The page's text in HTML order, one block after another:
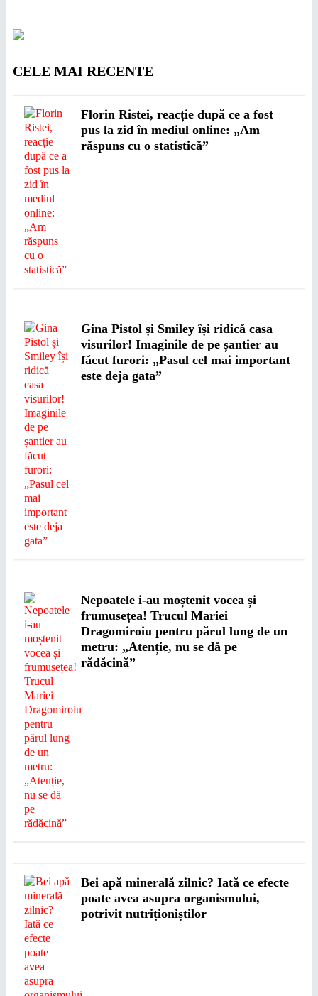
CELE MAI RECENTE
Florin Ristei, reacție după ce a fost
pus la zid în mediul online: „Am
răspuns cu o statistică”
Gina Pistol și Smiley își ridică casa
visurilor! Imaginile de pe șantier au
făcut furori: „Pasul cel mai important
este deja gata”
Nepoatele i-au moștenit vocea și
frumusețea! Trucul Mariei
Dragomiroiu pentru părul lung de un
metru: „Atenție, nu se dă pe
rădăcină”
Bei apă minerală zilnic? Iată ce efecte
poate avea asupra organismului,
potrivit nutriționiștilor